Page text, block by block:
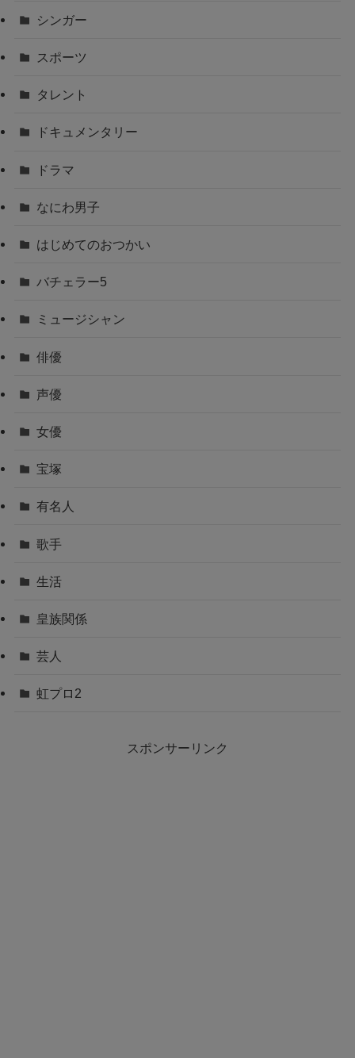
シンガー
スポーツ
タレント
ドキュメンタリー
ドラマ
なにわ男子
はじめてのおつかい
バチェラー5
ミュージシャン
俳優
声優
女優
宝塚
有名人
歌手
生活
皇族関係
芸人
虹プロ2
スポンサーリンク